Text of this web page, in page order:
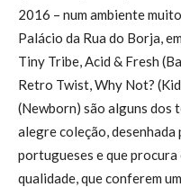
2016 – num ambiente
Palácio da Rua do Borja,
Tiny Tribe, Acid & Fresh
Retro Twist, Why Not?
(Newborn) são alguns dos
alegre coleção, desenhada
portugueses e que
qualidade, que conferem